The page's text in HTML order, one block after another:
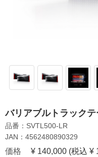
バリアブルトラック
品番：SVTL500-LR
JAN：4562480890329
価格 ¥ 140,000 (税込 ¥